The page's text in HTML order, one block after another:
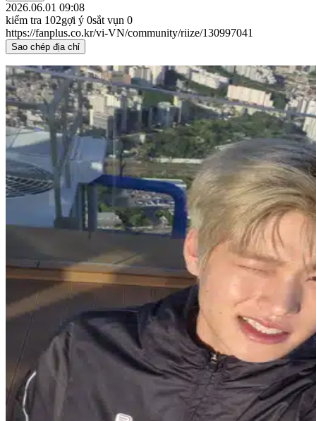
2026.06.01 09:08
kiểm tra 102gợi ý 0sắt vụn 0
https://fanplus.co.kr/vi-VN/community/riize/130997041
Sao chép địa chỉ